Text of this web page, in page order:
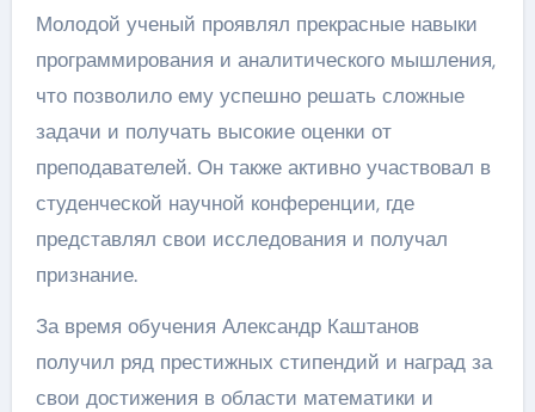
Молодой ученый проявлял прекрасные навыки
программирования и аналитического мышления,
что позволило ему успешно решать сложные
задачи и получать высокие оценки от
преподавателей. Он также активно участвовал в
студенческой научной конференции, где
представлял свои исследования и получал
признание.
За время обучения Александр Каштанов
получил ряд престижных стипендий и наград за
свои достижения в области математики и